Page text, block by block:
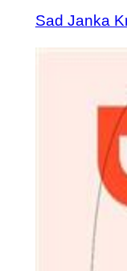
Sad Janka